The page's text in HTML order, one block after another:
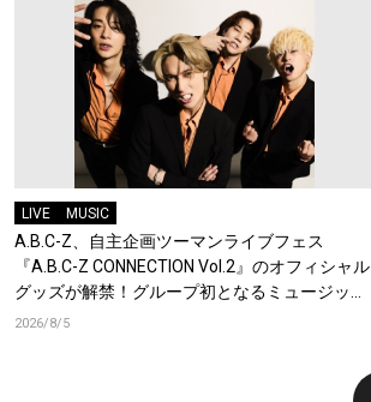
LIVE MUSIC
A.B.C-Z、自主企画ツーマンライブフェス
『A.B.C-Z CONNECTION Vol.2』のオフィシャル
グッズが解禁！グループ初となるミュージック
キーチェーンが登場！
2026/8/5